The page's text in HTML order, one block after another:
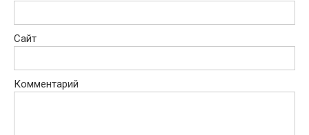
Сайт
Комментарий